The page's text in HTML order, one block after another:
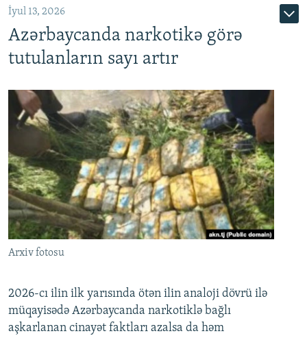
İyul 13, 2026
Azərbaycanda narkotikə görə
tutulanların sayı artır
Arxiv fotosu
2026-cı ilin ilk yarısında ötən ilin analoji dövrü ilə
müqayisədə Azərbaycanda narkotiklə bağlı
aşkarlanan cinayət faktları azalsa da həm